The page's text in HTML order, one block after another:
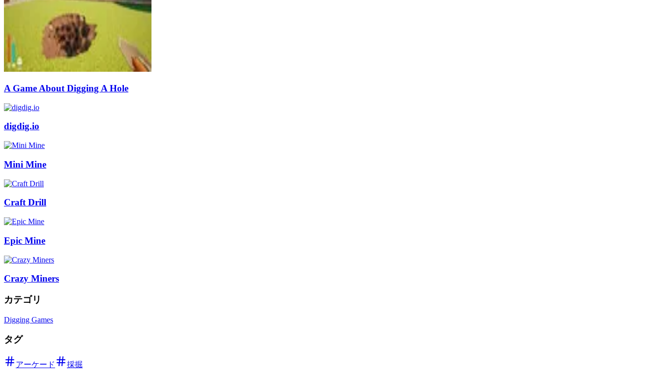
A Game About Digging A Hole
digdig.io
Mini Mine
Craft Drill
Epic Mine
Crazy Miners
カテゴリ
Digging Games
タグ
アーケード 採掘